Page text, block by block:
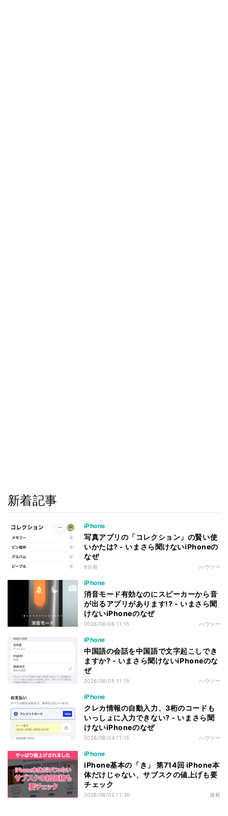
新着記事
iPhone
写真アプリの「コレクション」の賢い使
いかたは? - いまさら聞けないiPhoneの
なぜ
6分前 ハウツー
iPhone
消音モード有効なのにスピーカーから音
が出るアプリがあります!? - いまさら聞
けないiPhoneのなぜ
2026/08/06 11:15 ハウツー
iPhone
中国語の会話を中国語で文字起こしでき
ますか? - いまさら聞けないiPhoneのな
ぜ
2026/08/05 11:15 ハウツー
iPhone
クレカ情報の自動入力、3桁のコードも
いっしょに入力できない? - いまさら聞
けないiPhoneのなぜ
2026/08/04 11:15 ハウツー
iPhone
iPhone基本の「き」 第714回 iPhone本
体だけじゃない、サブスクの値上げも要
チェック
2026/08/02 11:30 連載